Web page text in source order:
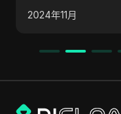
和安全措施的過程
貨幣的最低提款
2024年11月